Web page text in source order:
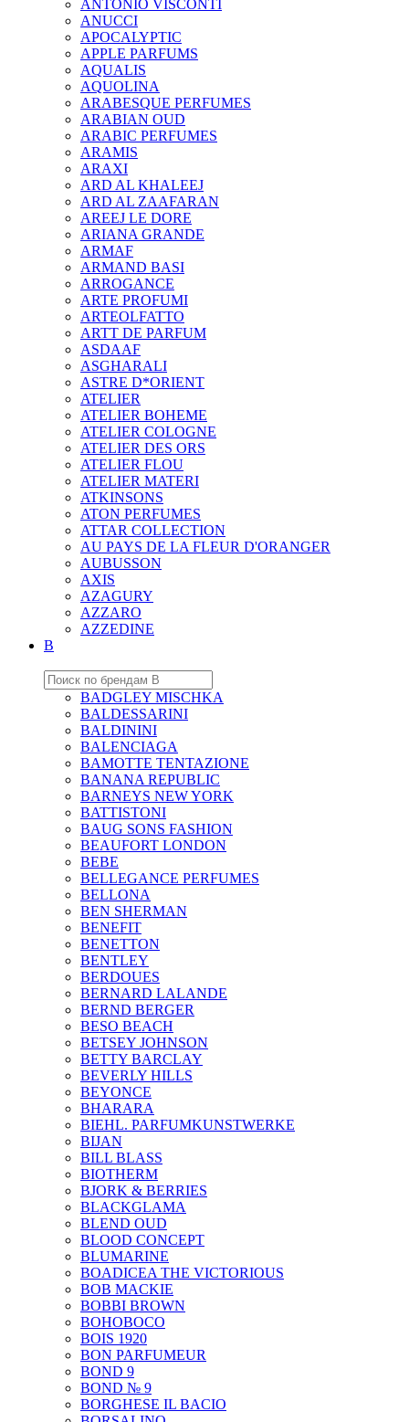
ANTONIO VISCONTI
ANUCCI
APOCALYPTIC
APPLE PARFUMS
AQUALIS
AQUOLINA
ARABESQUE PERFUMES
ARABIAN OUD
ARABIC PERFUMES
ARAMIS
ARAXI
ARD AL KHALEEJ
ARD AL ZAAFARAN
AREEJ LE DORE
ARIANA GRANDE
ARMAF
ARMAND BASI
ARROGANCE
ARTE PROFUMI
ARTEOLFATTO
ARTT DE PARFUM
ASDAAF
ASGHARALI
ASTRE D*ORIENT
ATELIER
ATELIER BOHEME
ATELIER COLOGNE
ATELIER DES ORS
ATELIER FLOU
ATELIER MATERI
ATKINSONS
ATON PERFUMES
ATTAR COLLECTION
AU PAYS DE LA FLEUR D'ORANGER
AUBUSSON
AXIS
AZAGURY
AZZARO
AZZEDINE
B
BADGLEY MISCHKA
BALDESSARINI
BALDININI
BALENCIAGA
BAMOTTE TENTAZIONE
BANANA REPUBLIC
BARNEYS NEW YORK
BATTISTONI
BAUG SONS FASHION
BEAUFORT LONDON
BEBE
BELLEGANCE PERFUMES
BELLONA
BEN SHERMAN
BENEFIT
BENETTON
BENTLEY
BERDOUES
BERNARD LALANDE
BERND BERGER
BESO BEACH
BETSEY JOHNSON
BETTY BARCLAY
BEVERLY HILLS
BEYONCE
BHARARA
BIEHL. PARFUMKUNSTWERKE
BIJAN
BILL BLASS
BIOTHERM
BJORK & BERRIES
BLACKGLAMA
BLEND OUD
BLOOD CONCEPT
BLUMARINE
BOADICEA THE VICTORIOUS
BOB MACKIE
BOBBI BROWN
BOHOBOCO
BOIS 1920
BON PARFUMEUR
BOND 9
BOND № 9
BORGHESE IL BACIO